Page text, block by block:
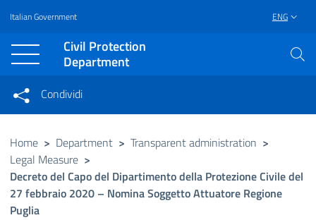
Vai al contenuto principale
Raggiungi il piè di pagina
Italian Government ENG
Civil Protection
Department
Condividi su Facebook
Condividi su Twitter
Condividi
Condividi sui social network
Home > Department > Transparent administration >
Legal Measure >
Decreto del Capo del Dipartimento della Protezione Civile del
27 febbraio 2020 – Nomina Soggetto Attuatore Regione
Puglia